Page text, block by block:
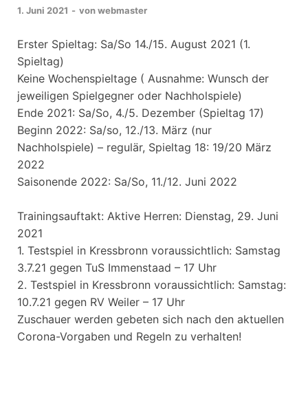
1. Juni 2021 - vonwebmaster
Erster Spieltag: Sa/So 14./15. August 2021 (1.
Spieltag)
Keine Wochenspieltage ( Ausnahme: Wunsch der
jeweiligen Spielgegner oder Nachholspiele)
Ende 2021: Sa/So, 4./5. Dezember (Spieltag 17)
Beginn 2022: Sa/so, 12./13. März (nur
Nachholspiele) – regulär, Spieltag 18: 19/20 März
2022
Saisonende 2022: Sa/So, 11./12. Juni 2022
Trainingsauftakt: Aktive Herren: Dienstag, 29. Juni
2021
1. Testspiel in Kressbronn voraussichtlich: Samstag
3.7.21 gegen TuS Immenstaad – 17 Uhr
2. Testspiel in Kressbronn voraussichtlich: Samstag:
10.7.21 gegen RV Weiler – 17 Uhr
Zuschauer werden gebeten sich nach den aktuellen
Corona-Vorgaben und Regeln zu verhalten!